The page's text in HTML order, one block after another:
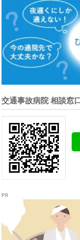
交通事故病院 相談窓